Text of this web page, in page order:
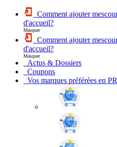
Comment ajouter
d'accueil?
Masquer
Comment ajouter
d'accueil?
Masquer
Actus & Dossiers
Coupons
Vos marques préférées en